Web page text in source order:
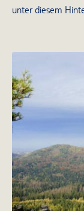
unter diesem
Blick